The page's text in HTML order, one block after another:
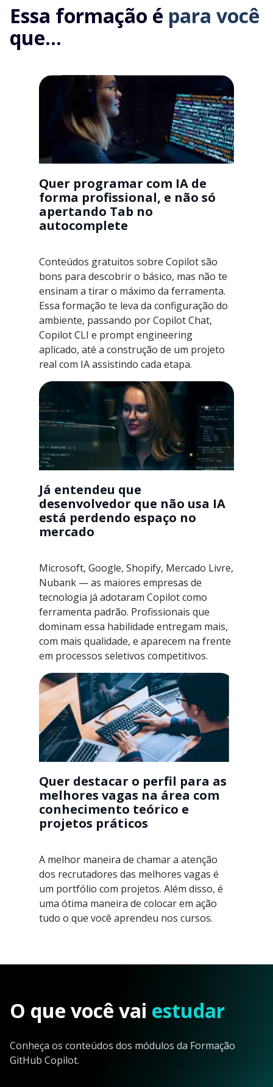
Essa formação é para você
que...
Quer programar com IA de
forma profissional, e não só
apertando Tab no
autocomplete
Conteúdos gratuitos sobre Copilot são
bons para descobrir o básico, mas não te
ensinam a tirar o máximo da ferramenta.
Essa formação te leva da configuração do
ambiente, passando por Copilot Chat,
Copilot CLI e prompt engineering
aplicado, até a construção de um projeto
real com IA assistindo cada etapa.
Já entendeu que
desenvolvedor que não usa IA
está perdendo espaço no
mercado
Microsoft, Google, Shopify, Mercado Livre,
Nubank — as maiores empresas de
tecnologia já adotaram Copilot como
ferramenta padrão. Profissionais que
dominam essa habilidade entregam mais,
com mais qualidade, e aparecem na frente
em processos seletivos competitivos.
Quer destacar o perfil para as
melhores vagas na área com
conhecimento teórico e
projetos práticos
A melhor maneira de chamar a atenção
dos recrutadores das melhores vagas é
um portfólio com projetos. Além disso, é
uma ótima maneira de colocar em ação
tudo o que você aprendeu nos cursos.
O que você vai estudar
Conheça os conteúdos dos módulos da Formação
GitHub Copilot.